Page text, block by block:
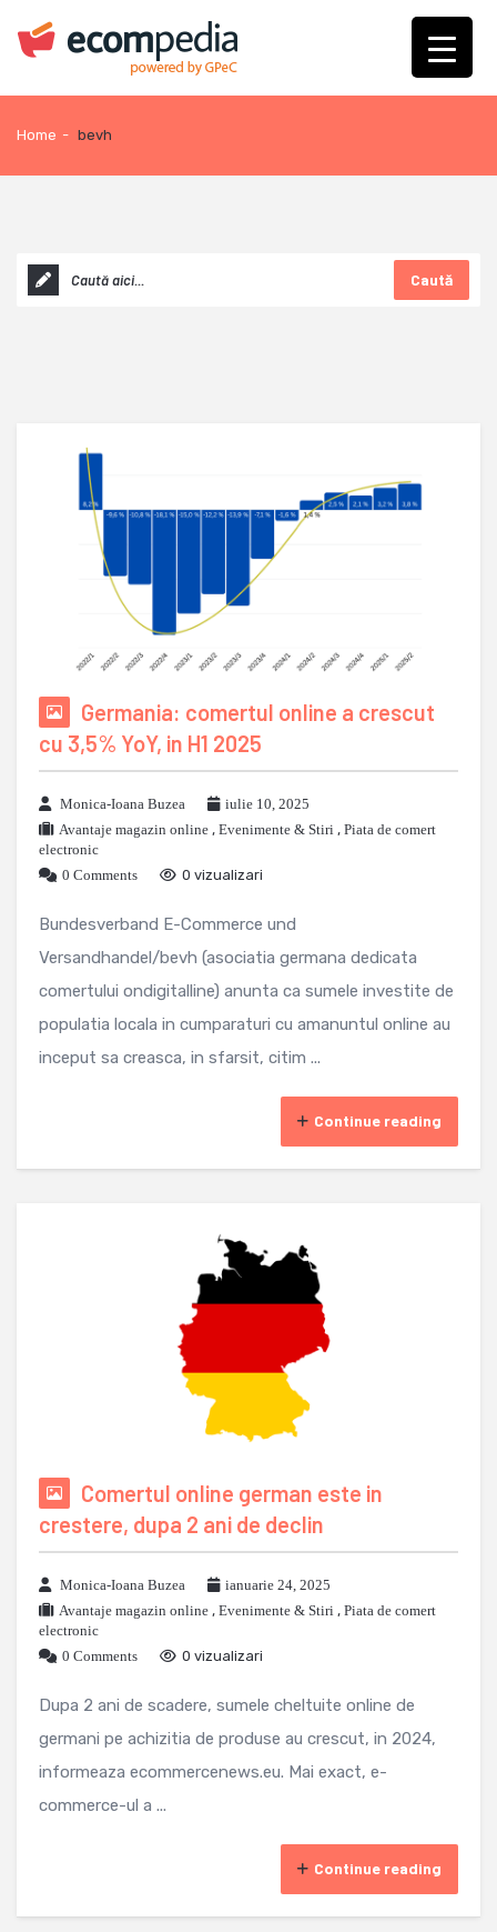
Home - bevh
Caută
Germania: comertul online a crescut
cu 3,5% YoY, in H1 2025
Monica-Ioana Buzea
iulie 10, 2025
Avantaje magazin online , Evenimente & Stiri , Piata de comert
electronic
0 Comments
0 vizualizari
Bundesverband E-Commerce und
Versandhandel/bevh (asociatia germana dedicata
comertului ondigitalline) anunta ca sumele investite de
populatia locala in cumparaturi cu amanuntul online au
inceput sa creasca, in sfarsit, citim ...
Continue reading
Comertul online german este in
crestere, dupa 2 ani de declin
Monica-Ioana Buzea
ianuarie 24, 2025
Avantaje magazin online , Evenimente & Stiri , Piata de comert
electronic
0 Comments
0 vizualizari
Dupa 2 ani de scadere, sumele cheltuite online de
germani pe achizitia de produse au crescut, in 2024,
informeaza ecommercenews.eu. Mai exact, e-
commerce-ul a ...
Continue reading